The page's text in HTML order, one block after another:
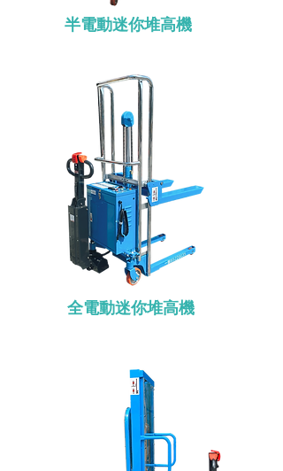
半電動迷你堆高機
全電動迷你堆高機